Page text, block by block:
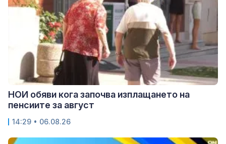
НОИ обяви кога започва изплащането на
пенсиите за август
14:29 • 06.08.26